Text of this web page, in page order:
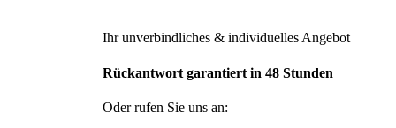
Ihr unverbindliches & individuelles Angebot
Rückantwort garantiert in 48 Stunden
Oder rufen Sie uns an: